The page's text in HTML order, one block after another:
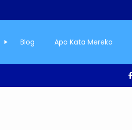
Blog Apa Kata Mereka